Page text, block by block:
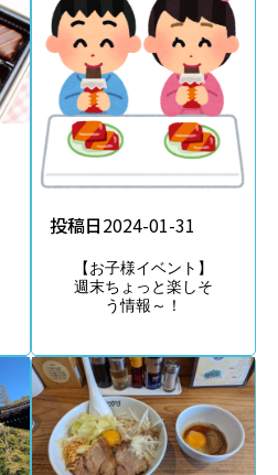
投稿日2024-01-31
【お子様イベント】
週末ちょっと楽しそ
う情報～！